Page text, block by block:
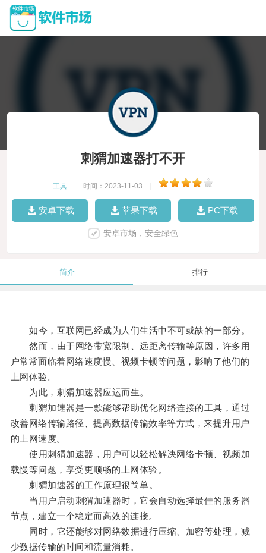
刺猬加速器打不开
工具 时间：2023-11-03
安卓下载 苹果下载 PC下载
安卓市场，安全绿色
简介 排行
如今，互联网已经成为人们生活中不可或缺的一部分。
然而，由于网络带宽限制、远距离传输等原因，许多用
户常常面临着网络速度慢、视频卡顿等问题，影响了他们的
上网体验。
为此，刺猬加速器应运而生。
刺猬加速器是一款能够帮助优化网络连接的工具，通过
改善网络传输路径、提高数据传输效率等方式，来提升用户
的上网速度。
使用刺猬加速器，用户可以轻松解决网络卡顿、视频加
载慢等问题，享受更顺畅的上网体验。
刺猬加速器的工作原理很简单。
当用户启动刺猬加速器时，它会自动选择最佳的服务器
节点，建立一个稳定而高效的连接。
同时，它还能够对网络数据进行压缩、加密等处理，减
少数据传输的时间和流量消耗。